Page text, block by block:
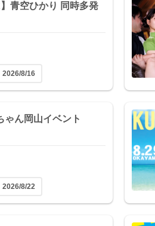
青空ひかり 同時多発
2026/8/16
ゃん岡山イベント
2026/8/22